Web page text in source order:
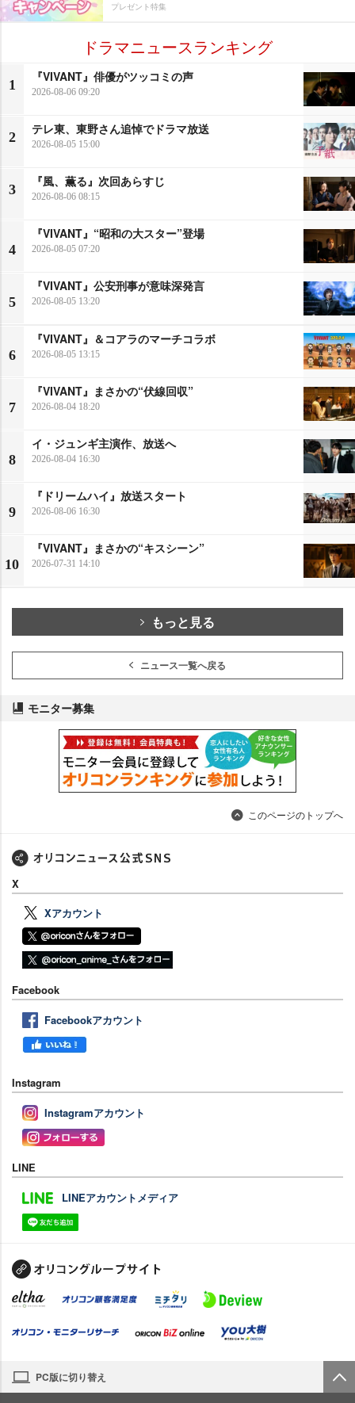
プレゼント特集
ドラマニュースランキング
1
『VIVANT』俳優がツッコミの声
2026-08-06 09:20
2
テレ東、東野さん追悼でドラマ放送
2026-08-05 15:00
3
『風、薫る』次回あらすじ
2026-08-06 08:15
4
『VIVANT』“昭和の大スター”登場
2026-08-05 07:20
5
『VIVANT』公安刑事が意味深発言
2026-08-05 13:20
6
『VIVANT』＆コアラのマーチコラボ
2026-08-05 13:15
7
『VIVANT』まさかの“伏線回収”
2026-08-04 18:20
8
イ・ジュンギ主演作、放送へ
2026-08-04 16:30
9
『ドリームハイ』放送スタート
2026-08-06 16:30
10
『VIVANT』まさかの“キスシーン”
2026-07-31 14:10
もっと見る
ニュース一覧へ戻る
モニター募集
このページのトップへ
X
Xアカウント
Facebook
Facebookアカウント
Instagram
Instagramアカウント
LINE
LINEアカウントメディア
PC版に切り替え